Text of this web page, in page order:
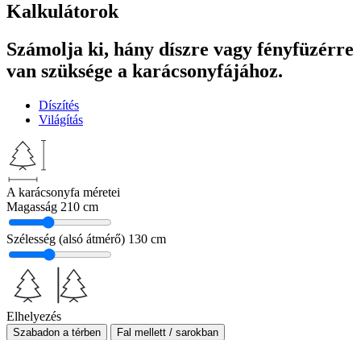
Kalkulátorok
Számolja ki, hány díszre vagy fényfüzérre
van szüksége a karácsonyfájához.
Díszítés
Világítás
A karácsonyfa méretei
Magasság 210 cm
Szélesség (alsó átmérő) 130 cm
Elhelyezés
Szabadon a térben Fal mellett / sarokban